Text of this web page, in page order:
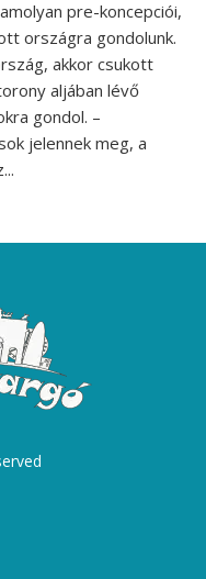
pre-koncepciói,
országra gondolunk.
akkor csukott
aljában lévő
gondol. –
jelennek meg, a